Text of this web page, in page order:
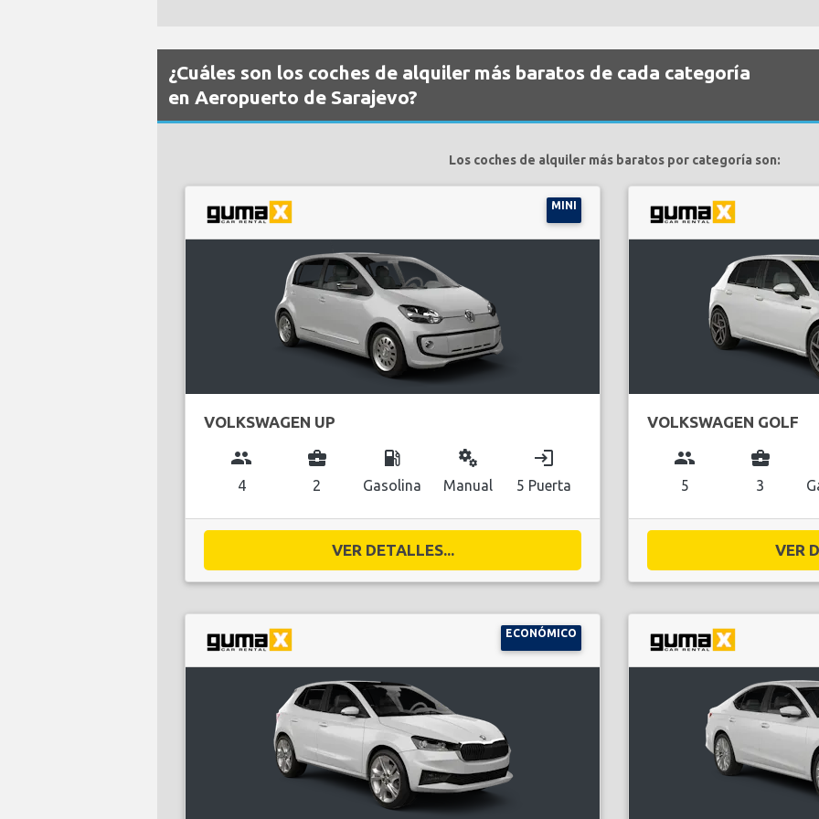
¿Cuáles son los coches de alquiler más baratos de cada categoría
en Aeropuerto de Sarajevo?
Los coches de alquiler más baratos por categoría son:
MINI
VOLKSWAGEN UP
group
4
business_center
2
local_gas_station
Gasolina
miscellaneous_services
Manual
login
5 Puerta
VER DETALLES...
VOLKSWAGEN GOLF
group
5
business_center
3
VER
ECONÓMICO